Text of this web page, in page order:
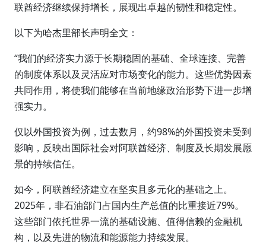
联酋经济继续保持增长，展现出卓越的韧性和稳定性。
以下为哈杰里部长声明全文：
“我们的经济实力源于长期稳固的基础、全球连接、完善
的制度体系以及灵活应对市场变化的能力。这些优势因素
共同作用，将使我们能够在当前地缘政治形势下进一步增
强实力。
仅以外国投资为例，过去数月，约98%的外国投资未受到
影响，反映出国际社会对阿联酋经济、制度及长期发展愿
景的持续信任。
如今，阿联酋经济建立在坚实且多元化的基础之上。
2025年，非石油部门占国内生产总值的比重接近79%。
这些部门依托世界一流的基础设施、值得信赖的金融机
构，以及先进的物流和能源能力持续发展。